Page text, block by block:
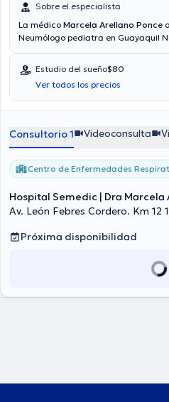
Sobre el especialista
La médico Marcela Arellano Ponce
Neumólogo pediatra en Guayaquil
reembolso con cualquier
los servicios médicos ofrecidos en
sueño.
Estudio del sueño$80
Ver todos los precios
Consultorio 1 Videoconsulta
Centro de Enfermedades
Hospital Semedic | Dra Marcela
Av. León Febres Cordero. Km 12
Próxima disponibilidad